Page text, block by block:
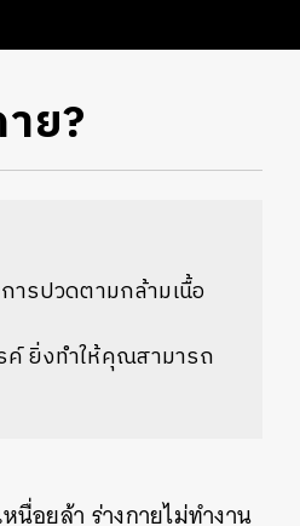
ย?
รปวดตามกล้ามเนื้อ
ค์ ยิ่งทำให้คุณสามารถ
นื่อยล้า ร่างกายไม่ทำงาน